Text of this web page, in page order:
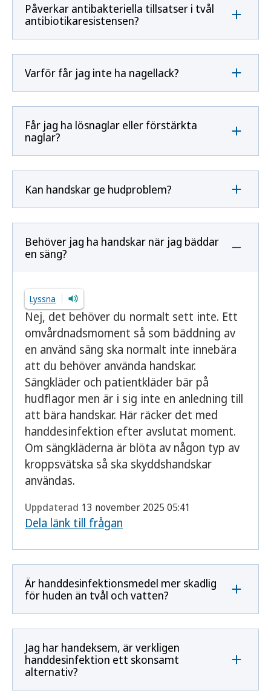
Påverkar antibakteriella tillsatser i tvål
antibiotikaresistensen?
Varför får jag inte ha nagellack?
Får jag ha lösnaglar eller förstärkta
naglar?
Kan handskar ge hudproblem?
Behöver jag ha handskar när jag bäddar
en säng?
Lyssna
Nej, det behöver du normalt sett inte. Ett
omvårdnadsmoment så som bäddning av
en använd säng ska normalt inte innebära
att du behöver använda handskar.
Sängkläder och patientkläder bär på
hudflagor men är i sig inte en anledning till
att bära handskar. Här räcker det med
handdesinfektion efter avslutat moment.
Om sängkläderna är blöta av någon typ av
kroppsvätska så ska skyddshandskar
användas.
Uppdaterad 13 november 2025 05:41
Dela länk till frågan
Är handdesinfektionsmedel mer skadlig
för huden än tvål och vatten?
Jag har handeksem, är verkligen
handdesinfektion ett skonsamt
alternativ?